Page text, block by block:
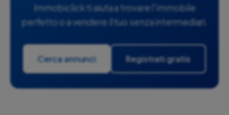
Immobiclick ti aiuta a trovare l'immobile
perfetto o a vendere il tuo senza intermediari.
Cerca annunci Registrati gratis